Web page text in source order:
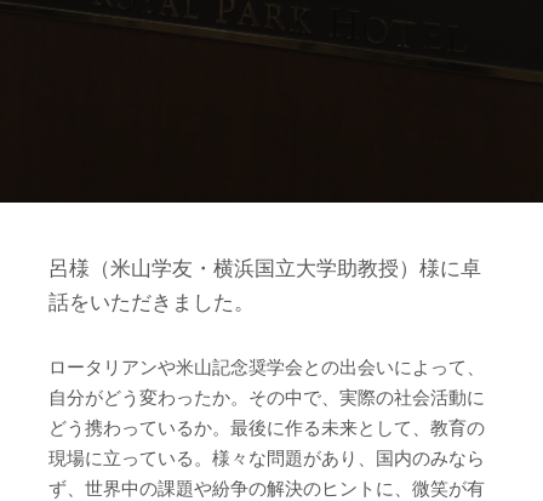
呂様（米山学友・横浜国立大学助教授）様に卓
話をいただきました。
ロータリアンや米山記念奨学会との出会いによって、
自分がどう変わったか。その中で、実際の社会活動に
どう携わっているか。最後に作る未来として、教育の
現場に立っている。様々な問題があり、国内のみなら
ず、世界中の課題や紛争の解決のヒントに、微笑が有